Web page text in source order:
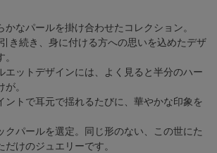
なパールを掛け合わせたコレクション。
き続き、身に付ける方への思いを込めたデザ
エットデザインには、よく見ると半分のハー
。
ントで耳元で揺れるたびに、華やかな印象を
クパールを選定。同じ形のない、この世にた
けのジュエリーです。